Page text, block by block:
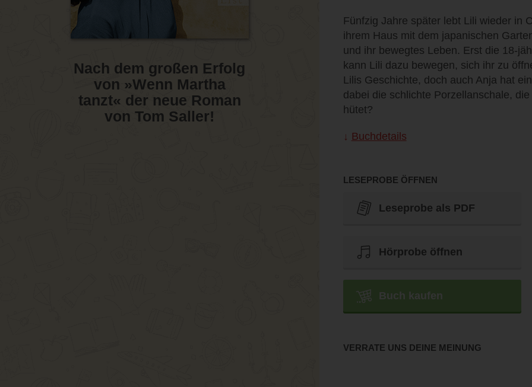
Nach dem großen Erfolg
von »Wenn Martha
tanzt« der neue Roman
von Tom Saller!
Fünfzig Jahre später lebt Lili wieder in
ihrem Haus mit dem japanischen
und ihr bewegtes Leben. Erst die 18-
kann Lili dazu bewegen, sich ihr zu
Lilis Geschichte, doch auch Anja hat
dabei die schlichte Porzellanschale,
hütet?
Buchdetails
LESEPROBE ÖFFNEN
Leseprobe als PDF
Hörprobe öffnen
Buch kaufen
VERRATE UNS DEINE MEINUNG